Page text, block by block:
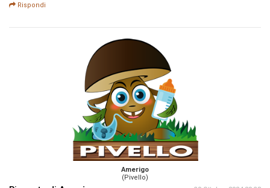
Rispondi
Amerigo
(Pivello)